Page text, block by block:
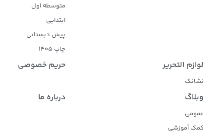
متوسطه اول
ابتدایی
پیش دبستانی
چاپ 1405
لوازم التحریر
نشانک
حریم خصوصی
وبلاگ
عمومی
کمک آموزشی
درباره ما